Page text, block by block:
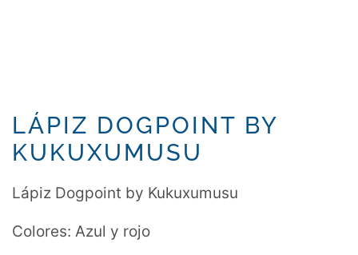
LÁPIZ DOGPOINT BY
KUKUXUMUSU
Lápiz Dogpoint by Kukuxumusu
Colores: Azul y rojo